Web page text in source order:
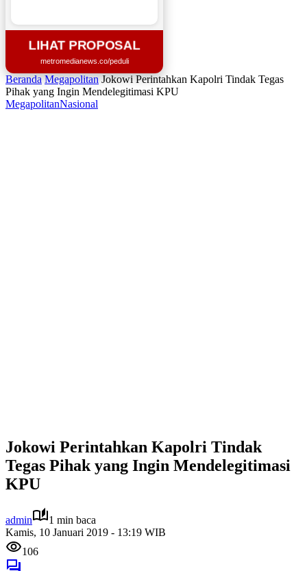
LIHAT PROPOSAL
metromedianews.co/peduli
Beranda Megapolitan Jokowi Perintahkan Kapolri Tindak Tegas
Pihak yang Ingin Mendelegitimasi KPU
MegapolitanNasional
Jokowi Perintahkan Kapolri Tindak
Tegas Pihak yang Ingin Mendelegitimasi
KPU
admin
1 min baca
Kamis, 10 Januari 2019 - 13:19 WIB
106